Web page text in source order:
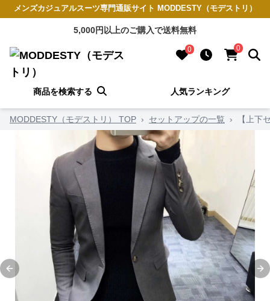
メンズカジュアルスーツ専門通販サイト MODDESTY（モデストリ）
5,000円以上のご購入で送料無料
0 0
商品を検索する 人気ランキング
MODDESTY（モデストリ） TOP › セットアップの一覧 › 【上下
Previous slide